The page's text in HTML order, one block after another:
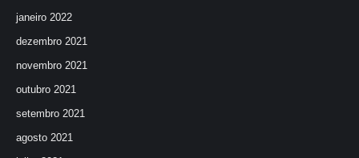
janeiro 2022
dezembro 2021
novembro 2021
outubro 2021
setembro 2021
agosto 2021